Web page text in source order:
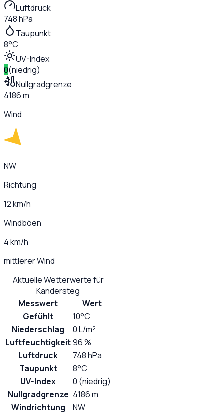
Luftdruck
748 hPa
Taupunkt
8°C
UV-Index
0(niedrig)
Nullgradgrenze
4186 m
Wind
NW
Richtung
12 km/h
Windböen
4 km/h
mittlerer Wind
Aktuelle Wetterwerte für
Kandersteg
Messwert
Wert
Gefühlt
10°C
Niederschlag
0 L/m²
Luftfeuchtigkeit96 %
Luftdruck
748 hPa
Taupunkt
8°C
UV-Index
0 (niedrig)
Nullgradgrenze 4186 m
Windrichtung
NW